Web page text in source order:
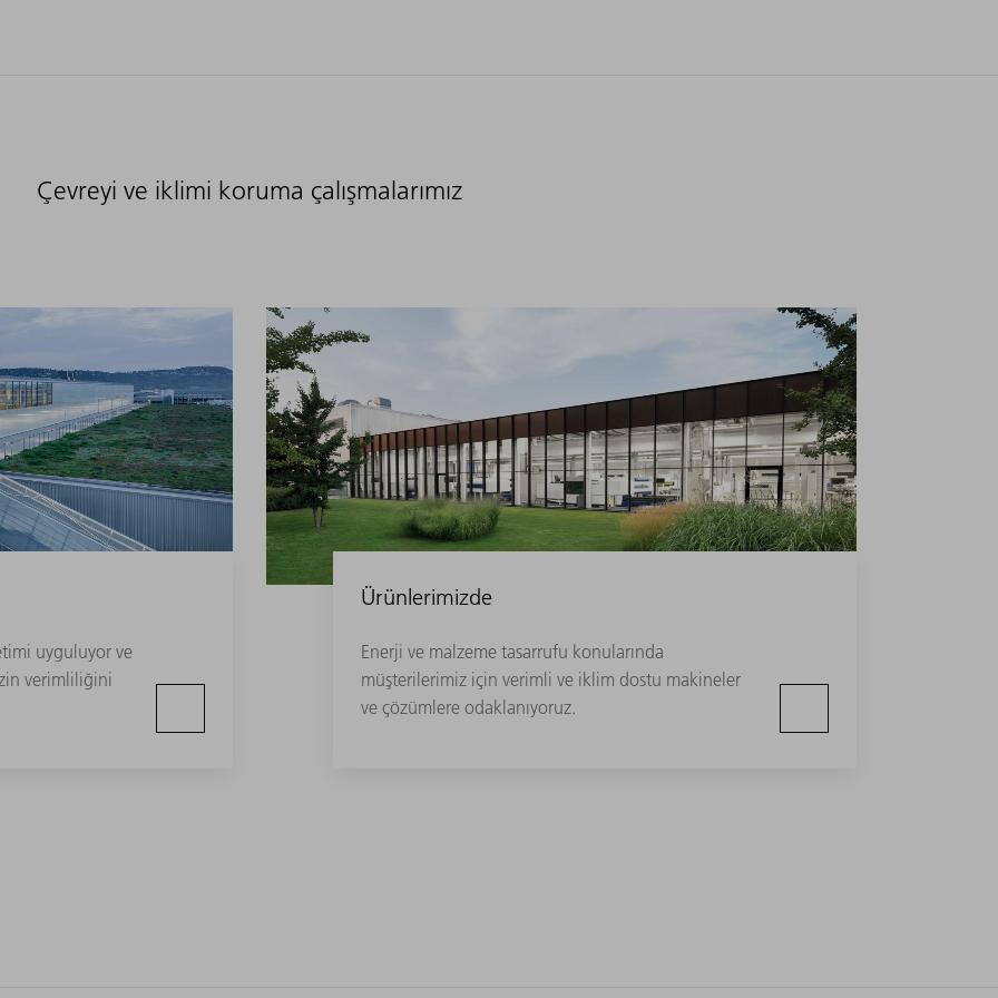
Çevreyi ve iklimi koruma çalışmalarımız
uyguluyor ve
verimliliğini
Ürünlerimizde
Enerji ve malzeme tasarrufu konularında
müşterilerimiz için verimli ve iklim dostu makineler
ve çözümlere odaklanıyoruz.